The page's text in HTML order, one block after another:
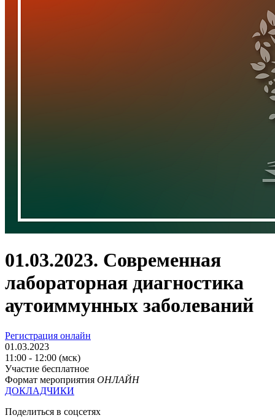
01.03.2023. Современная
лабораторная диагностика
аутоиммунных заболеваний
Регистрация онлайн
01.03.2023
11:00 - 12:00 (мск)
Участие бесплатное
Формат мероприятия ОНЛАЙН
ДОКЛАДЧИКИ
Поделиться в соцсетях